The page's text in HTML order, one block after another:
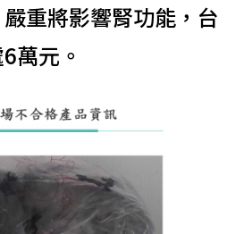
重將影響腎功能，台
萬元。